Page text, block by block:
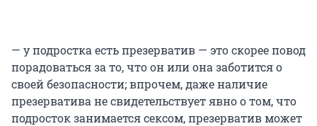
— у подростка есть презерватив — это скорее повод
порадоваться за то, что он или она заботится о
своей безопасности; впрочем, даже наличие
презерватива не свидетельствует явно о том, что
подросток занимается сексом, презерватив может